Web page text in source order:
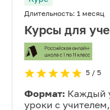
Длительность: 1 месяц
Курсы для
5/ 5
Формат: Каждый
уроки с